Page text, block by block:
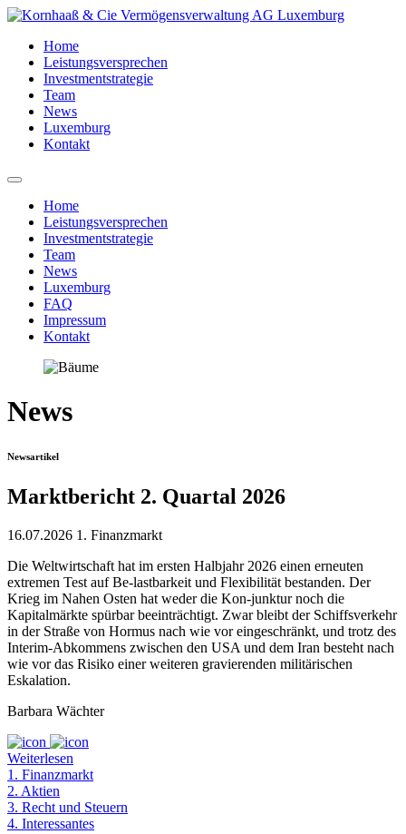
Home
Leistungsversprechen
Investmentstrategie
Team
News
Luxemburg
Kontakt
Home
Leistungsversprechen
Investmentstrategie
Team
News
Luxemburg
FAQ
Impressum
Kontakt
News
Newsartikel
Marktbericht 2. Quartal 2026
16.07.2026 1. Finanzmarkt
Die Weltwirtschaft hat im ersten Halbjahr 2026 einen erneuten
extremen Test auf Be-lastbarkeit und Flexibilität bestanden. Der
Krieg im Nahen Osten hat weder die Kon-junktur noch die
Kapitalmärkte spürbar beeinträchtigt. Zwar bleibt der Schiffsverkehr
in der Straße von Hormus nach wie vor eingeschränkt, und trotz des
Interim-Abkommens zwischen den USA und dem Iran besteht nach
wie vor das Risiko einer weiteren gravierenden militärischen
Eskalation.
Barbara Wächter
Weiterlesen
1. Finanzmarkt
2. Aktien
3. Recht und Steuern
4. Interessantes